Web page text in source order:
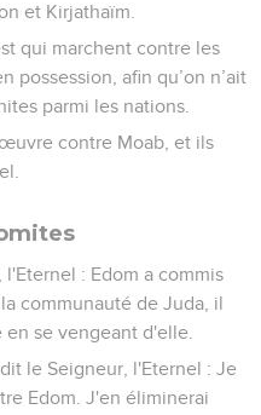
et Kirjathaïm.
qui marchent contre les
possession, afin qu’on n’ait
parmi les nations.
contre Moab, et ils
: Edom a commis
communauté de Juda, il
se vengeant d'elle.
le Seigneur, l'Eternel : Je
Edom. J'en éliminerai